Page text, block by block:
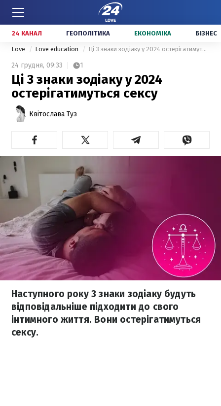
24 КАНАЛ ГЕОПОЛІТИКА ЕКОНОМІКА БІЗНЕС
Love Love education Ці 3 знаки зодіаку у 2024 остерігатимуться сексу
24 грудня, 09:33 1
Ці 3 знаки зодіаку у 2024
остерігатимуться сексу
Квітослава Туз
Наступного року 3 знаки зодіаку будуть
відповідальніше підходити до свого
інтимного життя. Вони остерігатимуться
сексу.